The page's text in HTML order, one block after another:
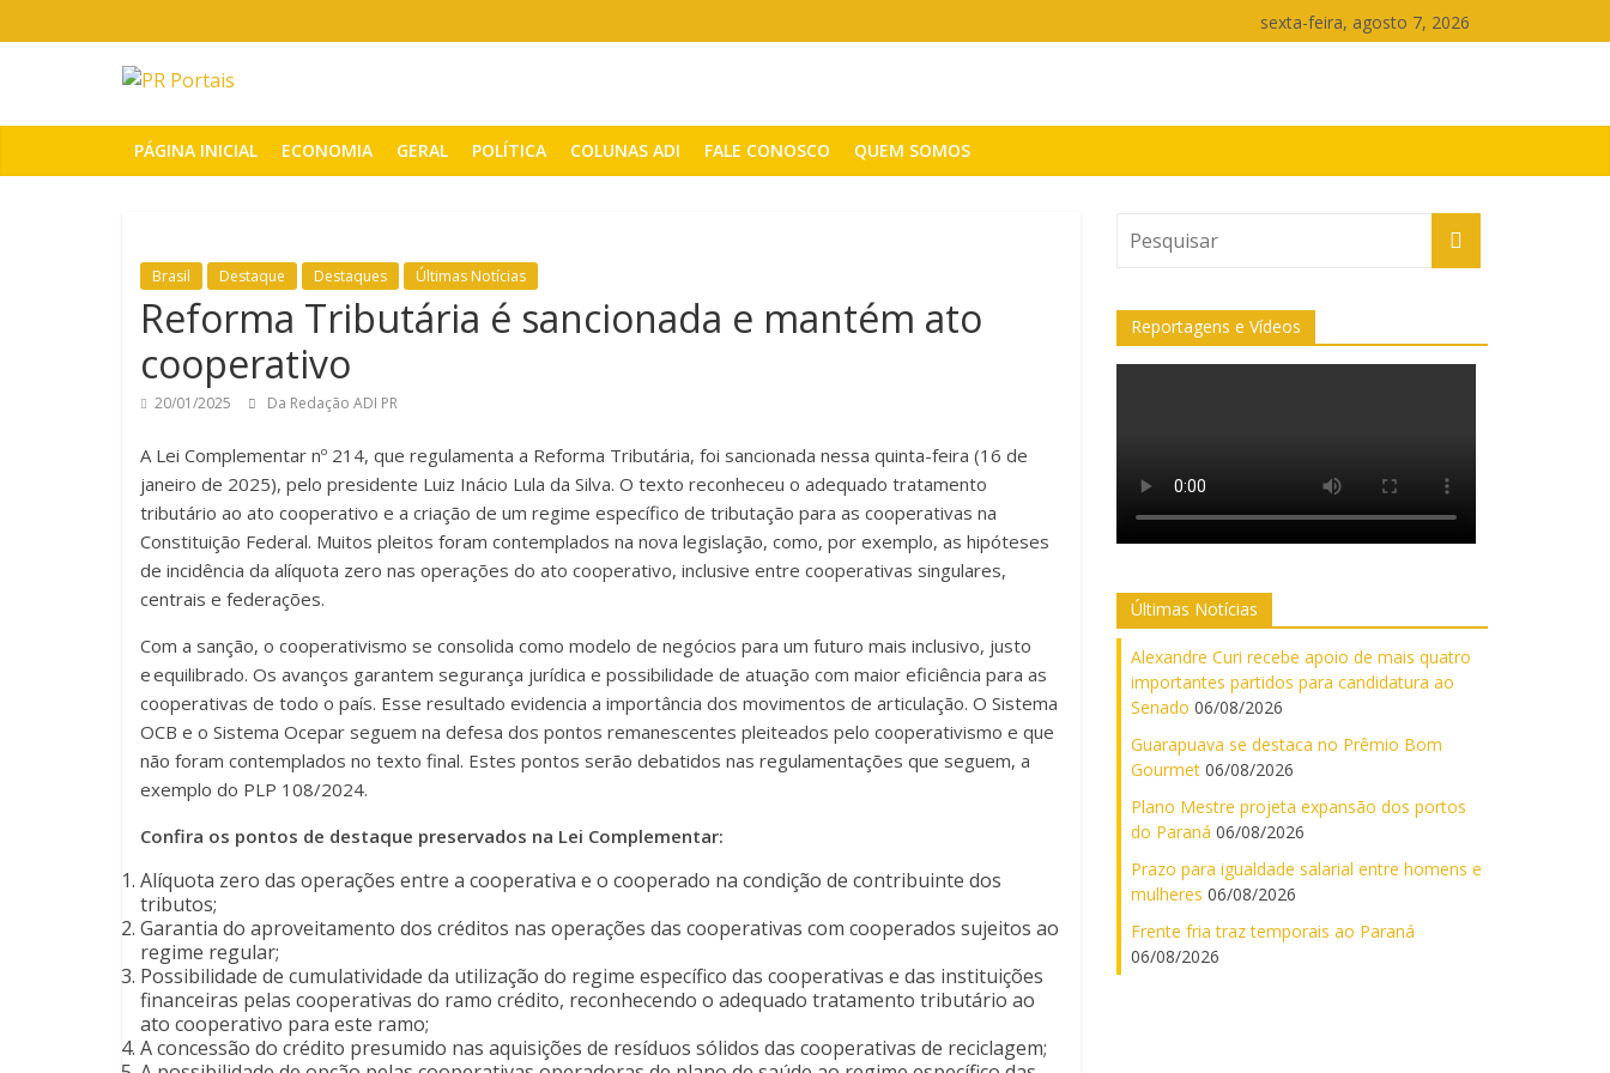
para
sexta-feira, agosto 7, 2026
PR
Portais
notícias
do
Paraná
PÁGINA INICIAL ECONOMIA GERAL POLÍTICA COLUNAS ADI FALE CONOSCO QUEM SOMOS
Brasil Destaque Destaques Últimas Notícias
Reforma Tributária é sancionada e mantém ato
cooperativo
20/01/2025 Da Redação ADI PR
A Lei Complementar nº 214, que regulamenta a Reforma Tributária, foi sancionada nessa quinta-feira (16 de
janeiro de 2025), pelo presidente Luiz Inácio Lula da Silva. O texto reconheceu o adequado tratamento
tributário ao ato cooperativo e a criação de um regime específico de tributação para as cooperativas na
Constituição Federal. Muitos pleitos foram contemplados na nova legislação, como, por exemplo, as hipóteses
de incidência da alíquota zero nas operações do ato cooperativo, inclusive entre cooperativas singulares,
centrais e federações.
Com a sanção, o cooperativismo se consolida como modelo de negócios para um futuro mais inclusivo, justo
e equilibrado. Os avanços garantem segurança jurídica e possibilidade de atuação com maior eficiência para as
cooperativas de todo o país. Esse resultado evidencia a importância dos movimentos de articulação. O Sistema
OCB e o Sistema Ocepar seguem na defesa dos pontos remanescentes pleiteados pelo cooperativismo e que
não foram contemplados no texto final. Estes pontos serão debatidos nas regulamentações que seguem, a
exemplo do PLP 108/2024.
Confira os pontos de destaque preservados na Lei Complementar:
Alíquota zero das operações entre a cooperativa e o cooperado na condição de contribuinte dos
tributos;
Garantia do aproveitamento dos créditos nas operações das cooperativas com cooperados sujeitos ao
regime regular;
Possibilidade de cumulatividade da utilização do regime específico das cooperativas e das instituições
financeiras pelas cooperativas do ramo crédito, reconhecendo o adequado tratamento tributário ao
ato cooperativo para este ramo;
A concessão do crédito presumido nas aquisições de resíduos sólidos das cooperativas de reciclagem;
Reportagens e Vídeos
Últimas Notícias
Alexandre Curi recebe apoio de mais quatro
importantes partidos para candidatura ao
Senado 06/08/2026
Guarapuava se destaca no Prêmio Bom
Gourmet 06/08/2026
Plano Mestre projeta expansão dos portos
do Paraná 06/08/2026
Prazo para igualdade salarial entre homens e
mulheres 06/08/2026
Frente fria traz temporais ao Paraná
06/08/2026